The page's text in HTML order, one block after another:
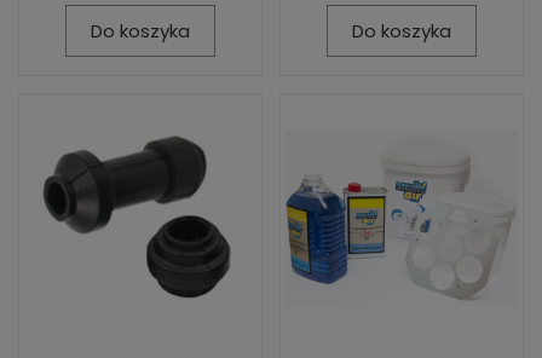
Do koszyka Do koszyka